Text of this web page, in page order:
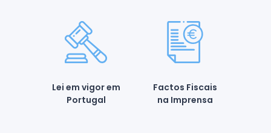
Lei em vigor em
Portugal
Factos Fiscais
na Imprensa